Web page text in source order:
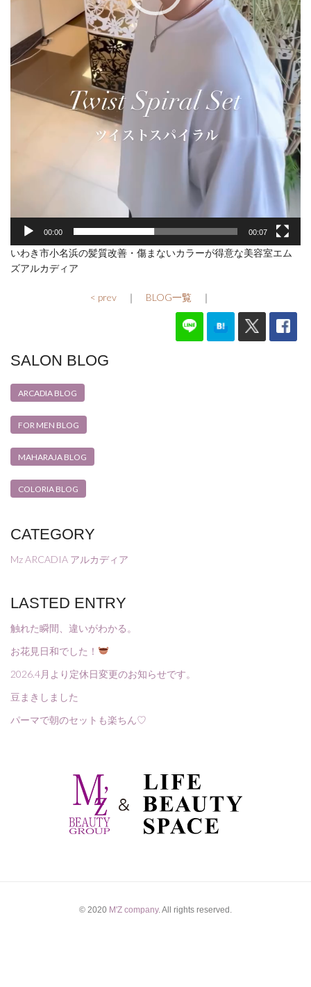
00:00 00:07
いわき市小名浜の髪質改善・傷まないカラーが得意な美容室エム
ズアルカディア
< prev ｜ BLOG一覧 ｜
SALON BLOG
ARCADIA BLOG
FOR MEN BLOG
MAHARAJA BLOG
COLORIA BLOG
CATEGORY
Mz ARCADIA アルカディア
LASTED ENTRY
触れた瞬間、違いがわかる。
お花見日和でした！
2026.4月より定休日変更のお知らせです。
豆まきしました
パーマで朝のセットも楽ちん♡
© 2020 M'Z company. All rights reserved.